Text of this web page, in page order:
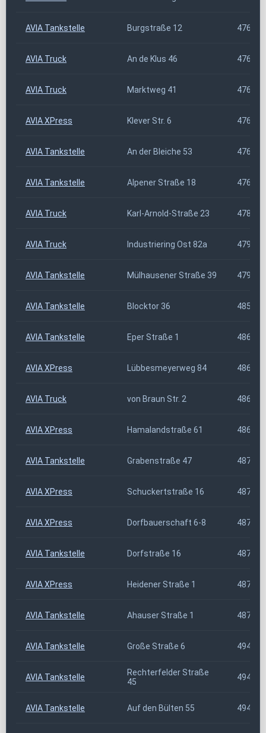
AVIA Tankstelle Burgstraße 12 47608
AVIA Truck An de Klus 46 47608
AVIA Truck Marktweg 41 47608
AVIA XPress Klever Str. 6 47623
AVIA Tankstelle An der Bleiche 53 47638
AVIA Tankstelle Alpener Straße 18 47665
AVIA Truck Karl-Arnold-Straße 23 47877
AVIA Truck Industriering Ost 82a 47906
AVIA Tankstelle Mülhausener Straße 39 47929
AVIA Tankstelle Blocktor 36 48565
AVIA Tankstelle Eper Straße 1 48619
AVIA XPress Lübbesmeyerweg 84 48653
AVIA Truck von Braun Str. 2 48683
AVIA XPress Hamalandstraße 61 48683
AVIA Tankstelle Grabenstraße 47 48703
AVIA XPress Schuckertstraße 16 48712
AVIA XPress Dorfbauerschaft 6-8 48720
AVIA Tankstelle Dorfstraße 16 48734
AVIA XPress Heidener Straße 1 48734
AVIA Tankstelle Ahauser Straße 1 48739
AVIA Tankstelle Große Straße 6 49424
AVIA Tankstelle
Rechterfelder Straße
45
49429
AVIA Tankstelle Auf den Bülten 55 49448